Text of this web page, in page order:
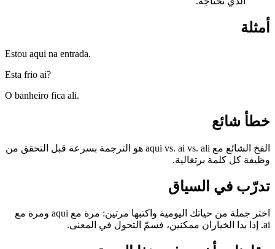
أمثلة
Estou aqui na entrada.
Esta frio ai?
O banheiro fica ali.
خطأ شائع
الفخ الشائع مع aqui vs. ai vs. ali هو الترجمة بسرعة قبل التحقق من
وظيفة كل كلمة برتغالية.
تدرّب في السياق
اختر جملة من حياتك اليومية واكتبها مرتين: مرة مع aqui ومرة مع
ai. إذا بدا الخياران ممكنين، فسمّ التحول في المعنى.